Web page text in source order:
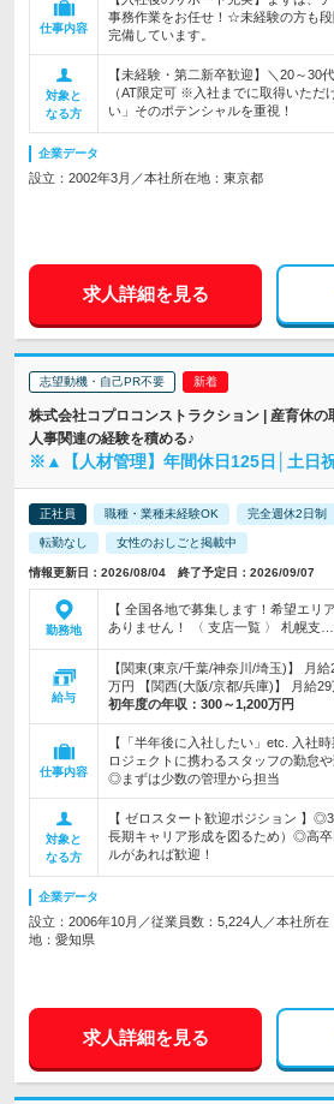
仕事内容
事務作業をお任せ！☆未経験の方も
完備しています。
対象と
なる方
【未経験・第二新卒歓迎】＼20～30
（AT限定可 ※入社までに取得いた
い」そのポテンシャルを重視！
企業データ
設立：2002年3月／本社所在地：東京都
求人詳細を見る
志望動機・自己PR不要
株式会社コプロコンストラクション | 産育休
人事関連の経験を積める♪
※▲【人材管理】年間休日125日│土日
正社員 職種・業種未経験OK 完全週休2日制
転勤なし 女性のおしごと掲載中
情報更新日：2026/08/04 終了予定日：2026/09/07
勤務地
【 全国各地で募集します！希望エ
ありません！ 〈 支店一覧 〉 札幌支…
給与
【関東(東京/千葉/神奈川/埼玉)】 月
万円 【関西(大阪/京都/兵庫)】 月給29
初年度の年収： 300～1,200万円
仕事内容
【「半年後に入社したい」etc. 入社
ロジェクトに携わるスタッフの勤怠
◎まずは少数の管理から担当
対象と
なる方
【 ゼロスタート歓迎ポジション 】
長期キャリア形成を図るため）◎高
ルがあれば歓迎！
企業データ
設立：2006年10月／従業員数：5,224人／本社所在
地：愛知県
求人詳細を見る